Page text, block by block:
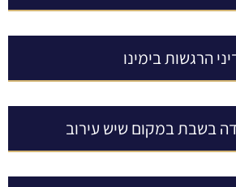
הרגשות בימינו
בשבת במקום שיש עירוב